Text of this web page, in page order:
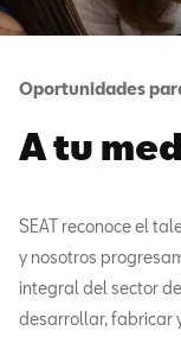
Oportunidades
A tu
SEAT reconoce el
y nosotros
integral del sector
desarrollar, fabricar